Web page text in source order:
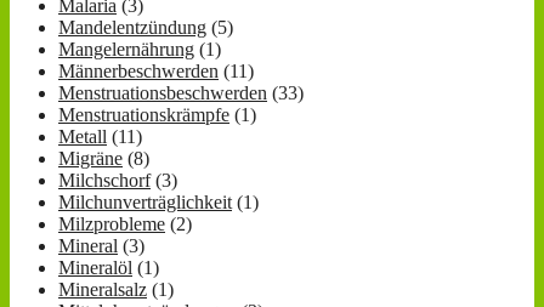
Malaria (3)
Mandelentzündung (5)
Mangelernährung (1)
Männerbeschwerden (11)
Menstruationsbeschwerden (33)
Menstruationskrämpfe (1)
Metall (11)
Migräne (8)
Milchschorf(3)
Milchunverträglichkeit (1)
Milzprobleme (2)
Mineral (3)
Mineralöl (1)
Mineralsalz (1)